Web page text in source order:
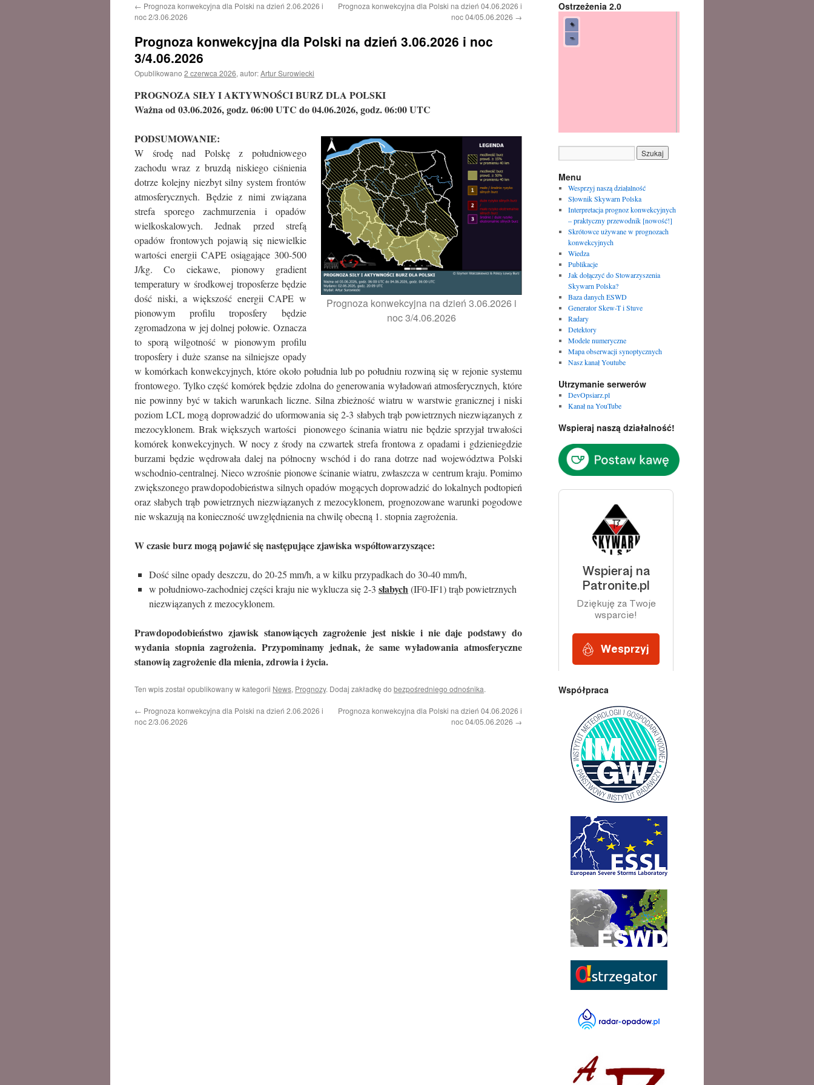
treści
← Prognoza konwekcyjna dla Polski na dzień 2.06.2026 i
noc 2/3.06.2026
Prognoza konwekcyjna dla Polski na dzień 04.06.2026 i
noc 04/05.06.2026 →
Prognoza konwekcyjna dla Polski na dzień 3.06.2026 i noc
3/4.06.2026
Opublikowano 2 czerwca 2026, autor:Artur Surowiecki
PROGNOZA SIŁY I AKTYWNOŚCI BURZ DLA POLSKI
Ważna od 03.06.2026, godz. 06:00 UTC do 04.06.2026, godz. 06:00 UTC
Prognoza konwekcyjna na dzień 3.06.2026 i
noc 3/4.06.2026
PODSUMOWANIE:
W środę nad Polskę z południowego
zachodu wraz z bruzdą niskiego ciśnienia
dotrze kolejny niezbyt silny system frontów
atmosferycznych. Będzie z nimi związana
strefa sporego zachmurzenia i opadów
wielkoskalowych. Jednak przed strefą
opadów frontowych pojawią się niewielkie
wartości energii CAPE osiągające 300-500
J/kg. Co ciekawe, pionowy gradient
temperatury w środkowej troposferze będzie
dość niski, a większość energii CAPE w
pionowym profilu troposfery będzie
zgromadzona w jej dolnej połowie. Oznacza
to sporą wilgotność w pionowym profilu
troposfery i duże szanse na silniejsze opady
w komórkach konwekcyjnych, które około południa lub po południu rozwiną się w rejonie systemu
frontowego. Tylko część komórek będzie zdolna do generowania wyładowań atmosferycznych, które
nie powinny być w takich warunkach liczne. Silna zbieżność wiatru w warstwie granicznej i niski
poziom LCL mogą doprowadzić do uformowania się 2-3 słabych trąb powietrznych niezwiązanych z
mezocyklonem. Brak większych wartości pionowego ścinania wiatru nie będzie sprzyjał trwałości
komórek konwekcyjnych. W nocy z środy na czwartek strefa frontowa z opadami i gdzieniegdzie
burzami będzie wędrowała dalej na północny wschód i do rana dotrze nad województwa Polski
wschodnio-centralnej. Nieco wzrośnie pionowe ścinanie wiatru, zwłaszcza w centrum kraju. Pomimo
zwiększonego prawdopodobieństwa silnych opadów mogących doprowadzić do lokalnych podtopień
oraz słabych trąb powietrznych niezwiązanych z mezocyklonem, prognozowane warunki pogodowe
nie wskazują na konieczność uwzględnienia na chwilę obecną 1. stopnia zagrożenia.
W czasie burz mogą pojawić się następujące zjawiska współtowarzyszące:
Dość silne opady deszczu, do 20-25 mm/h, a w kilku przypadkach do 30-40 mm/h,
w południowo-zachodniej części kraju nie wyklucza się 2-3 słabych(IF0-IF1) trąb powietrznych
niezwiązanych z mezocyklonem.
Prawdopodobieństwo zjawisk stanowiących zagrożenie jest niskie i nie daje podstawy do
wydania stopnia zagrożenia. Przypominamy jednak, że same wyładowania atmosferyczne
stanowią zagrożenie dla mienia, zdrowia i życia.
Ten wpis został opublikowany w kategorii News, Prognozy. Dodaj zakładkę do bezpośredniego odnośnika.
← Prognoza konwekcyjna dla Polski na dzień 2.06.2026 i
noc 2/3.06.2026
Prognoza konwekcyjna dla Polski na dzień 04.06.2026 i
noc 04/05.06.2026 →
Ostrzeżenia 2.0
Menu
Wesprzyj naszą działalność
Słownik Skywarn Polska
Interpretacja prognoz konwekcyjnych
– praktyczny przewodnik [nowość!]
Skrótowce używane w prognozach
konwekcyjnych
Wiedza
Publikacje
Jak dołączyć do Stowarzyszenia
Skywarn Polska?
Baza danych ESWD
Generator Skew-T i Stuve
Radary
Detektory
Modele numeryczne
Mapa obserwacji synoptycznych
Nasz kanał Youtube
Utrzymanie serwerów
DevOpsiarz.pl
Kanał na YouTube
Wspieraj naszą działalność!
Współpraca